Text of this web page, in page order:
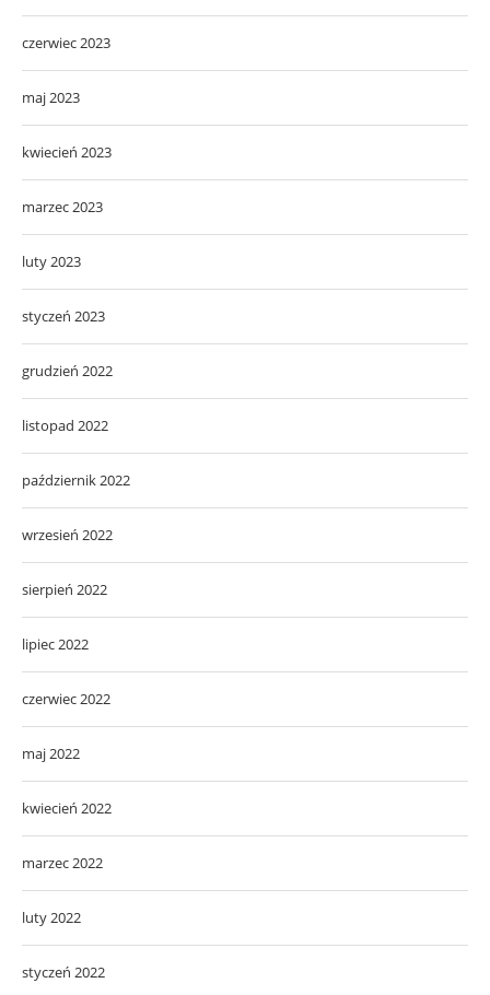
czerwiec 2023
maj 2023
kwiecień 2023
marzec 2023
luty 2023
styczeń 2023
grudzień 2022
listopad 2022
październik 2022
wrzesień 2022
sierpień 2022
lipiec 2022
czerwiec 2022
maj 2022
kwiecień 2022
marzec 2022
luty 2022
styczeń 2022